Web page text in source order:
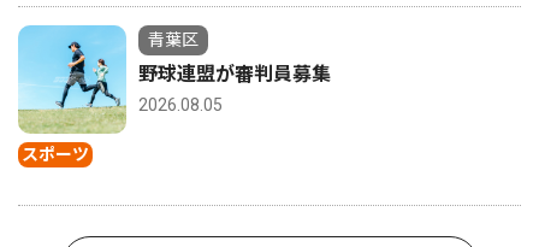
スポーツ
青葉区
野球連盟が審判員募集
2026.08.05